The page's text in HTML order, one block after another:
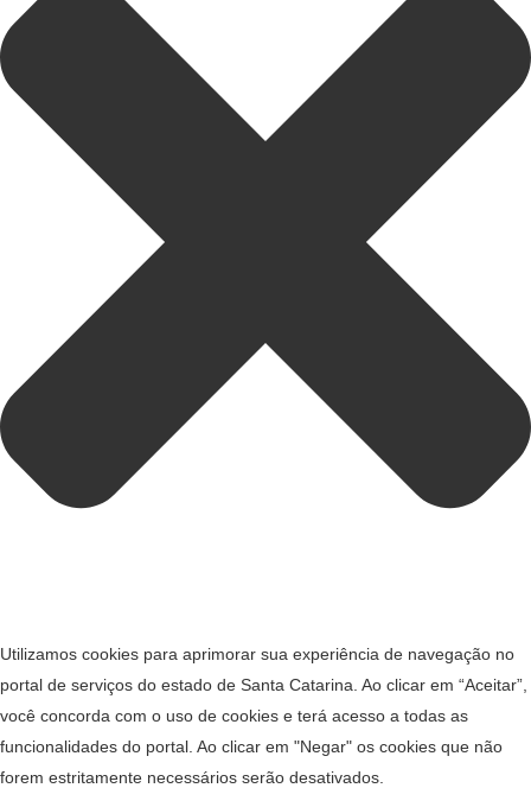
Utilizamos cookies para aprimorar sua experiência de navegação no
portal de serviços do estado de Santa Catarina. Ao clicar em “Aceitar”,
você concorda com o uso de cookies e terá acesso a todas as
funcionalidades do portal. Ao clicar em "Negar" os cookies que não
forem estritamente necessários serão desativados.